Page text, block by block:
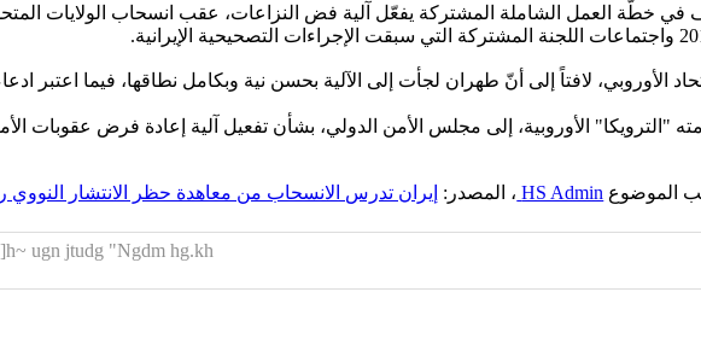
العمل الشاملة المشتركة يفعّل آلية فض النزاعات، عقب انسحاب الولايات المتحدة
"الترويكا" الأوروبية، إلى مجلس الأمن الدولي، بشأن تفعيل آلية إعادة فرض عقوبات
الموضوع HS Admin ، المصدر: إيران تدرس الانسحاب من معاهدة حظر الانتشار النووي
ugn jtudg "Ngdm hg.kh]"